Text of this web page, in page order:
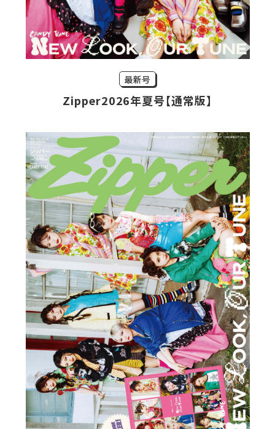
最新号
Zipper2026年夏号【通常版】